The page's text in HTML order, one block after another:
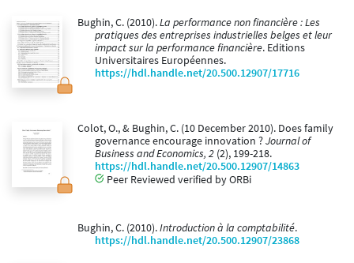
Bughin, C. (2010).La performance non financière : Les
pratiques des entreprises industrielles belges et leur
impact sur la performance financière. Editions
Universitaires Européennes.
https://hdl.handle.net/20.500.12907/17716
Colot, O., & Bughin, C. (10 December 2010). Does family
governance encourage innovation ?Journal of
Business and Economics, 2 (2), 199-218.
https://hdl.handle.net/20.500.12907/14863
Peer Reviewed verified by ORBi
Bughin, C. (2010).Introduction à la comptabilité.
https://hdl.handle.net/20.500.12907/23868